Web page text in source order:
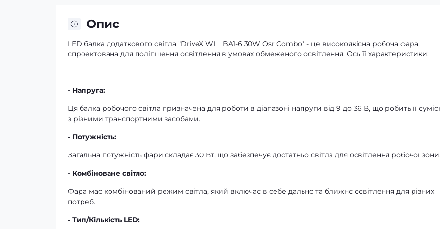
Опис
LED балка додаткового світла "DriveX WL LBA1-6 30W Osr Combo" - це високоякісна робоча фара,
спроектована для поліпшення освітлення в умовах обмеженого освітлення. Ось її характеристики:
- Напруга:
Ця балка робочого світла призначена для роботи в діапазоні напруги від 9 до 36 В, що робить її
з різними транспортними засобами.
- Потужність:
Загальна потужність фари складає 30 Вт, що забезпечує достатньо світла для освітлення робочої зони.
- Комбіноване світло:
Фара має комбінований режим світла, який включає в себе дальнє та ближнє освітлення для різних
потреб.
- Тип/Кількість LED: